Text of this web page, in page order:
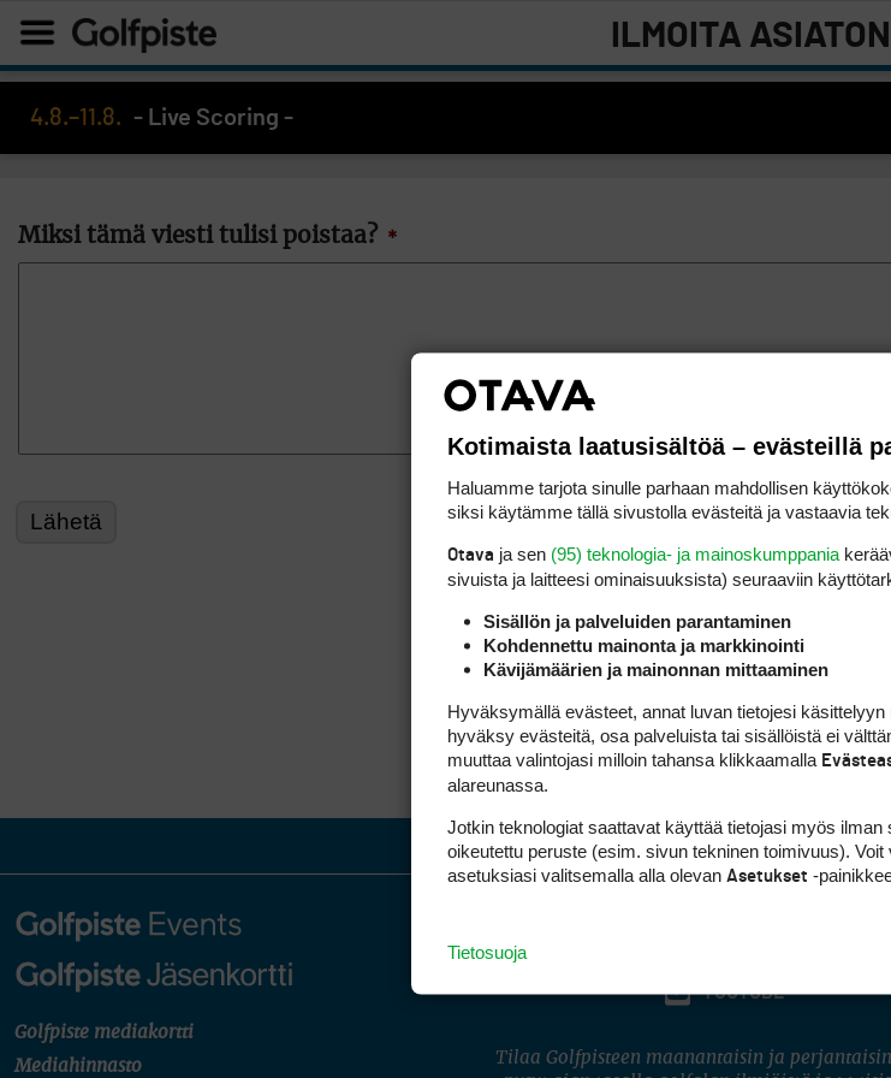
ILMOITA
4.8.–11.8. - Live Scoring -
Miksi tämä viesti tulisi poistaa? *
Golfpiste mediakortti
Mediahinnasto
YOUTUBE
Tilaa Golfpisteen maanantaisin ja
Kotimaista laatusisältöä – evästeillä
Haluamme tarjota sinulle parhaan mahdollisen
siksi käytämme tällä sivustolla evästeitä ja vastaavia
Otava ja sen (95) teknologia- ja mainoskumppania
sivuista ja laitteesi ominaisuuk­sista) seuraaviin
Sisällön ja palveluiden parantaminen
Kohdennettu mainonta ja markkinointi
Kävijämäärien ja mainonnan mittaaminen
Hyväksymällä evästeet, annat luvan tietojesi
hyväksy evästeitä, osa palveluista tai sisällöistä ei
muuttaa valintojasi milloin tahansa klikkaamalla
alareunassa.
Jotkin teknologiat saattavat käyttää tietojasi myös
oikeutettu peruste (esim. sivun tekninen toimivuus).
asetuksiasi valitsemalla alla olevan Asetukset -
Tietosuoja